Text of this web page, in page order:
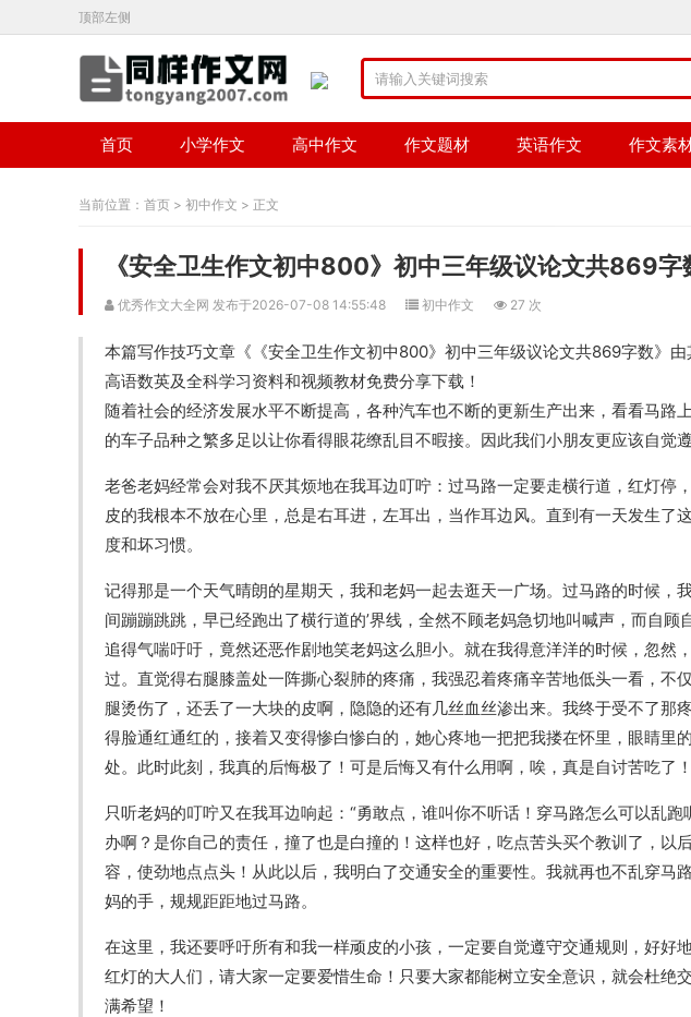
顶部左侧
首页 小学作文 高中作文 作文题材 英语作文 作文素
当前位置： 首页 > 初中作文 > 正文
《安全卫生作文初中800》初中三年级议论文共869字
优秀作文大全网 发布于2026-07-08 14:55:48 初中作文 27 次
本篇写作技巧文章《《安全卫生作文初中800》初中三年级议论文共869字数》
高语数英及全科学习资料和视频教材免费分享下载！
随着社会的经济发展水平不断提高，各种汽车也不断的更新生产出来，看看马路
的车子品种之繁多足以让你看得眼花缭乱目不暇接。因此我们小朋友更应该自觉
老爸老妈经常会对我不厌其烦地在我耳边叮咛：过马路一定要走横行道，红灯停
皮的我根本不放在心里，总是右耳进，左耳出，当作耳边风。直到有一天发生了
度和坏习惯。
记得那是一个天气晴朗的星期天，我和老妈一起去逛天一广场。过马路的时候，
间蹦蹦跳跳，早已经跑出了横行道的’界线，全然不顾老妈急切地叫喊声，而自顾
追得气喘吁吁，竟然还恶作剧地笑老妈这么胆小。就在我得意洋洋的时候，忽然
过。直觉得右腿膝盖处一阵撕心裂肺的疼痛，我强忍着疼痛辛苦地低头一看，不
腿烫伤了，还丢了一大块的皮啊，隐隐的还有几丝血丝渗出来。我终于受不了那
得脸通红通红的，接着又变得惨白惨白的，她心疼地一把把我搂在怀里，眼睛里
处。此时此刻，我真的后悔极了！可是后悔又有什么用啊，唉，真是自讨苦吃了！
只听老妈的叮咛又在我耳边响起：“勇敢点，谁叫你不听话！穿马路怎么可以乱
办啊？是你自己的责任，撞了也是白撞的！这样也好，吃点苦头买个教训了，以
容，使劲地点点头！从此以后，我明白了交通安全的重要性。我就再也不乱穿马
妈的手，规规距距地过马路。
在这里，我还要呼吁所有和我一样顽皮的小孩，一定要自觉遵守交通规则，好好
红灯的大人们，请大家一定要爱惜生命！只要大家都能树立安全意识，就会杜绝
满希望！